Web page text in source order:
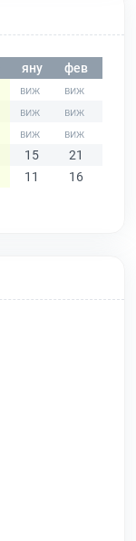
яну фев
15 21
11 16